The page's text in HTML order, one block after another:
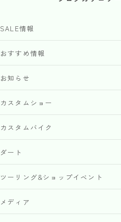
SALE情報
おすすめ情報
お知らせ
カスタムショー
カスタムバイク
ダート
ツーリング&ショップイベント
メディア